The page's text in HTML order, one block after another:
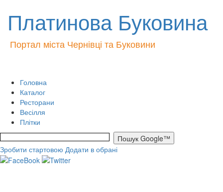
Платинова Буковина
Портал міста Чернівці та Буковини
Головна
Каталог
Ресторани
Весілля
Плітки
Зробити стартовою Додати в обрані